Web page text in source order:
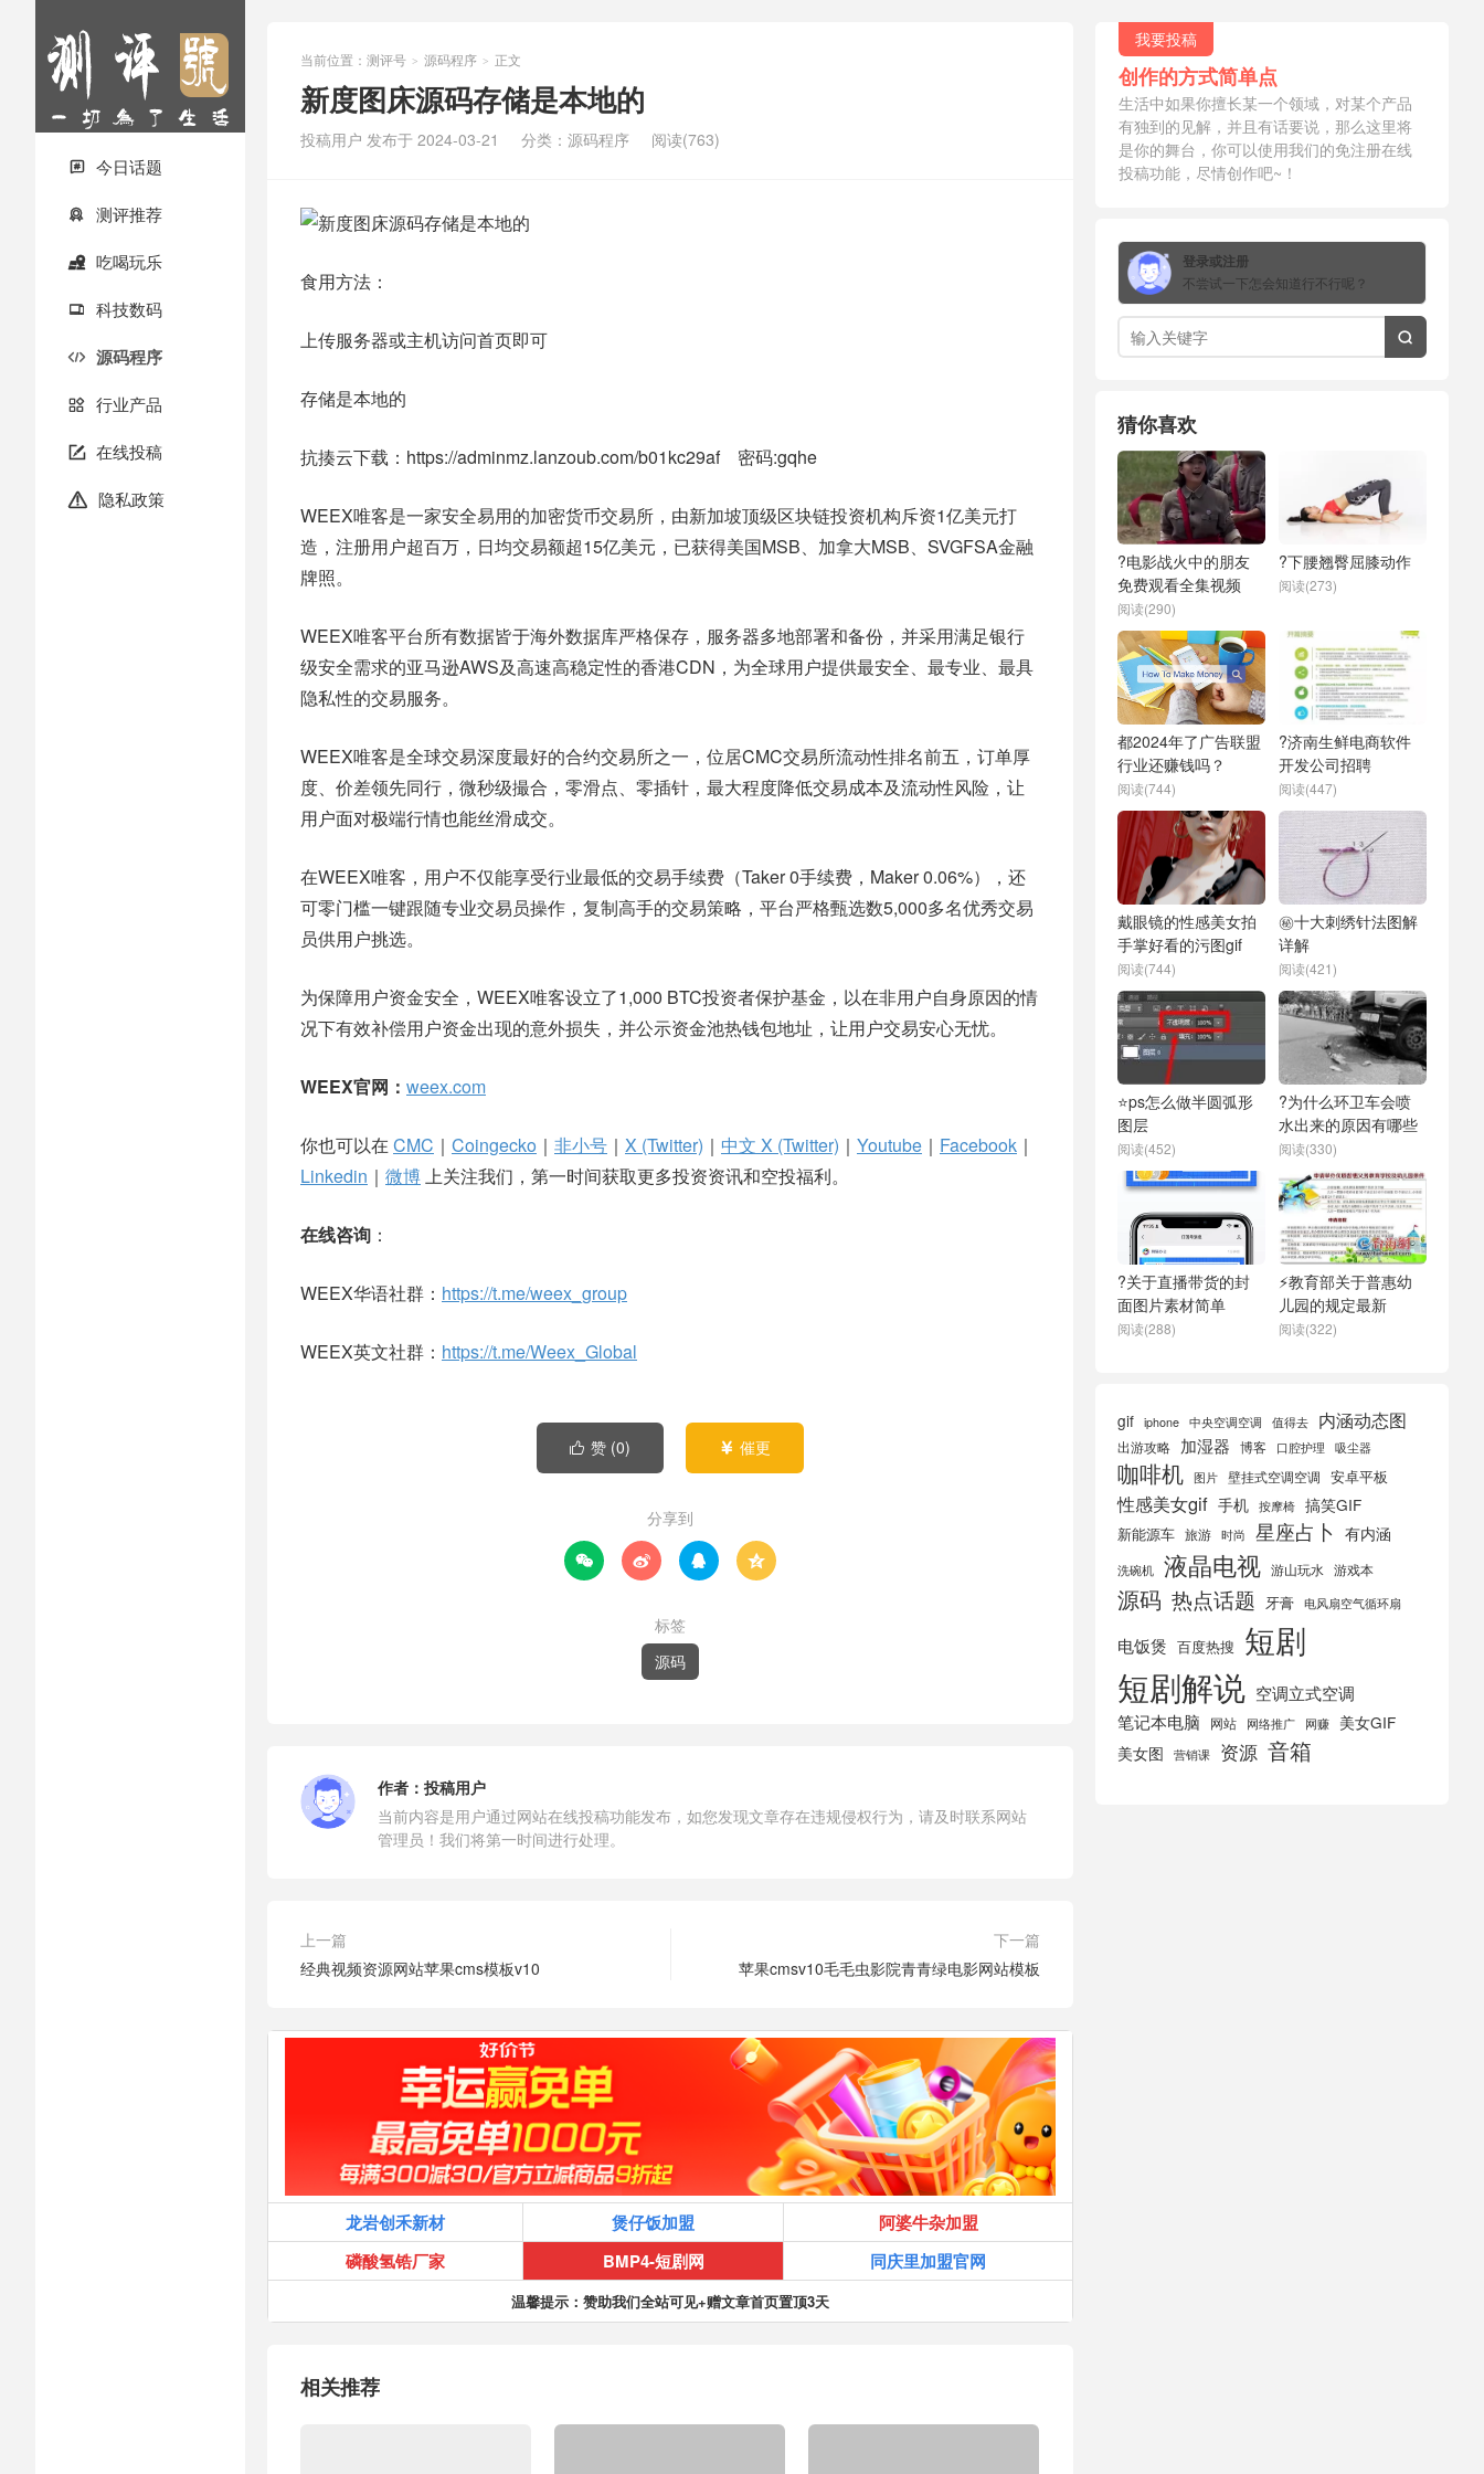
 今日话题
 测评推荐
 吃喝玩乐
 科技数码
 源码程序
 行业产品
 在线投稿
 隐私政策
当前位置： 测评号 > 源码程序 > 正文
新度图床源码存储是本地的
投稿用户 发布于 2024-03-21 分类： 源码程序 阅读(763)
食用方法：
上传服务器或主机访问首页即可
存储是本地的
抗揍云下载：https://adminmz.lanzoub.com/b01kc29af 密码:gqhe
WEEX唯客是一家安全易用的加密货币交易所，由新加坡顶级区块链投资机构斥资1亿美元打
造，注册用户超百万，日均交易额超15亿美元，已获得美国MSB、加拿大MSB、SVGFSA金融
牌照。
WEEX唯客平台所有数据皆于海外数据库严格保存，服务器多地部署和备份，并采用满足银行
级安全需求的亚马逊AWS及高速高稳定性的香港CDN，为全球用户提供最安全、最专业、最具
隐私性的交易服务。
WEEX唯客是全球交易深度最好的合约交易所之一，位居CMC交易所流动性排名前五，订单厚
度、价差领先同行，微秒级撮合，零滑点、零插针，最大程度降低交易成本及流动性风险，让
用户面对极端行情也能丝滑成交。
在WEEX唯客，用户不仅能享受行业最低的交易手续费（Taker 0手续费，Maker 0.06%），还
可零门槛一键跟随专业交易员操作，复制高手的交易策略，平台严格甄选数5,000多名优秀交易
员供用户挑选。
为保障用户资金安全，WEEX唯客设立了1,000 BTC投资者保护基金，以在非用户自身原因的情
况下有效补偿用户资金出现的意外损失，并公示资金池热钱包地址，让用户交易安心无忧。
WEEX官网： weex.com
你也可以在 CMC ｜ Coingecko ｜ 非小号 ｜ X (Twitter) ｜ 中文 X (Twitter) ｜ Youtube ｜ Facebook ｜
Linkedin ｜ 微博上关注我们，第一时间获取更多投资资讯和空投福利。
在线咨询 ：
WEEX华语社群： https://t.me/weex_group
WEEX英文社群： https://t.me/Weex_Global
 赞 (0)  催更
分享到
   
标签
源码
作者： 投稿用户
当前内容是用户通过网站在线投稿功能发布，如您发现文章存在违规侵权行为，请及时联系网站
管理员！我们将第一时间进行处理。
上一篇
经典视频资源网站苹果cms模板v10
下一篇
苹果cmsv10毛毛虫影院青青绿电影网站模板
龙岩创禾新材 煲仔饭加盟
阿婆牛杂加盟
磷酸氢锆厂家
BMP4-短剧网 同庆里加盟官网
温馨提示：赞助我们全站可见+赠文章首页置顶3天
相关推荐
我要投稿
创作的方式简单点
生活中如果你擅长某一个领域，对某个产品
有独到的见解，并且有话要说，那么这里将
是你的舞台，你可以使用我们的免注册在线
投稿功能，尽情创作吧~！
登录或注册
不尝试一下怎会知道行不行呢？

猜你喜欢
?电影战火中的朋友
免费观看全集视频
阅读(290)
?下腰翘臀屈膝动作
阅读(273)
都2024年了广告联盟
行业还赚钱吗？
阅读(744)
?济南生鲜电商软件
开发公司招聘
阅读(447)
戴眼镜的性感美女拍
手掌好看的污图gif
阅读(744)
㊙️十大刺绣针法图解
详解
阅读(421)
⭐ps怎么做半圆弧形
图层
阅读(452)
?为什么环卫车会喷
水出来的原因有哪些
阅读(330)
?关于直播带货的封
面图片素材简单
阅读(288)
⚡教育部关于普惠幼
儿园的规定最新
阅读(322)
gif iphone 中央空调空调 值得去 内涵动态图
出游攻略 加湿器 博客 口腔护理 吸尘器
咖啡机 图片 壁挂式空调空调 安卓平板
性感美女gif 手机 按摩椅 搞笑GIF
新能源车 旅游 时尚 星座占卜 有内涵
洗碗机 液晶电视 游山玩水 游戏本
源码 热点话题 牙膏 电风扇空气循环扇
电饭煲 百度热搜 短剧
短剧解说 空调立式空调
笔记本电脑 网站 网络推广 网赚
美女GIF
美女图
营销课 资源 音箱